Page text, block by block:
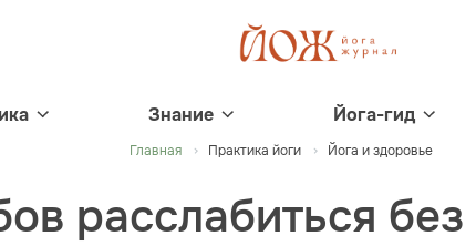
Знание Йога-гид
Главная Практика йоги Йога и здоровье
расслабиться